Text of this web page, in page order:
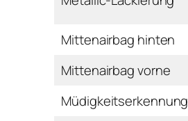
Mittenairbag hinten
Mittenairbag vorne
Müdigkeitserkennung